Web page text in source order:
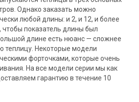
Однако заказать можно
любой длины: и 2, и 12, и более
чтобы показатель длины был
длине есть нюанс — сложнее
теплицу. Некоторые модели
форточками, которые очень
На все модели серии мы как
гарантию в течение 10